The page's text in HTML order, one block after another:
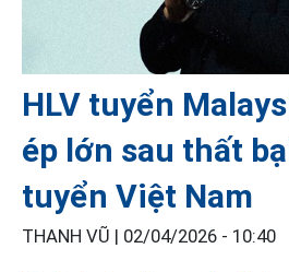
HLV tuyển
ép lớn sau thất
tuyển Việt Nam
THANH VŨ | 02/04/2026 - 10:40